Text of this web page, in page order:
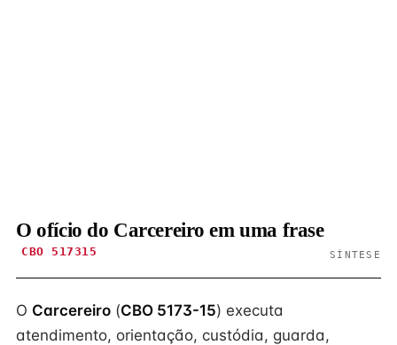
O ofício do Carcereiro em uma frase
CBO 517315 SÍNTESE
O Carcereiro (CBO 5173-15) executa
atendimento, orientação, custódia, guarda,